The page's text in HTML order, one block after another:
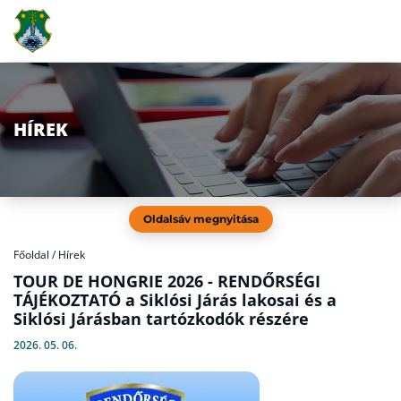
HÍREK
Oldalsáv megnyitása
Főoldal / Hírek
TOUR DE HONGRIE 2026 - RENDŐRSÉGI
TÁJÉKOZTATÓ a Siklósi Járás lakosai és a
Siklósi Járásban tartózkodók részére
2026. 05. 06.